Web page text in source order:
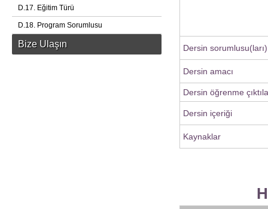
D.17. Eğitim Türü
D.18. Program Sorumlusu
Bize Ulaşın Dersin sorumlusu(ları)
Dersin amacı
Dersin öğrenme
Dersin içeriği
Kaynaklar